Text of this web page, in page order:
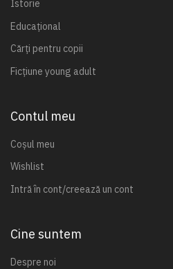
Istorie
Educațional
Cărți pentru copii
Ficțiune young adult
Contul meu
Coșul meu
Wishlist
Intră în cont/creează un cont
Cine suntem
Despre noi